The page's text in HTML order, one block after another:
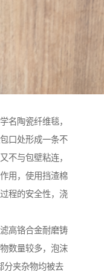
名陶瓷纤维毯，
口处形成一条不
不与包壁粘连，
用，使用挡渣棉
程的安全性，浇
高铬合金耐磨铸
数量较多，泡沫
分夹杂物均被去